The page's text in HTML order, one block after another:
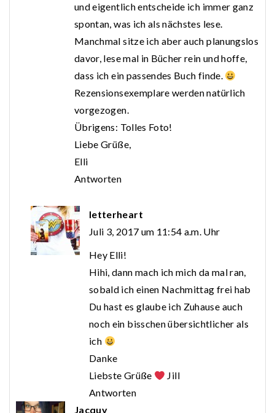
und eigentlich entscheide ich immer ganz
spontan, was ich als nächstes lese.
Manchmal sitze ich aber auch planungslos
davor, lese mal in Bücher rein und hoffe,
dass ich ein passendes Buch finde.
Rezensionsexemplare werden natürlich
vorgezogen.
Übrigens: Tolles Foto!
Liebe Grüße,
Elli
Antworten
letterheart
Juli 3, 2017 um 11:54 a.m. Uhr
Hey Elli!
Hihi, dann mach ich mich da mal ran,
sobald ich einen Nachmittag frei hab
Du hast es glaube ich Zuhause auch
noch ein bisschen übersichtlicher als
ich
Danke
Liebste Grüße
Jill
Antworten
Jacquy